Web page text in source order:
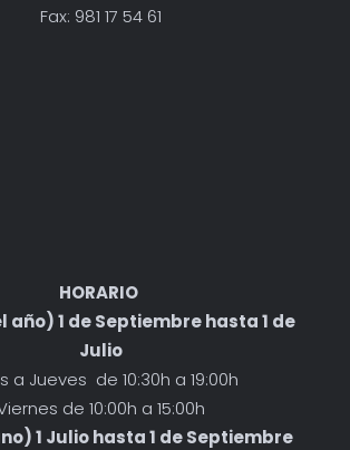
Fax: 981 17 54 61
HORARIO
año) 1 de Septiembre hasta 1 de
Julio
a Jueves de 10:30h a 19:00h
de 10:00h a 15:00h
1 Julio hasta 1 de Septiembre